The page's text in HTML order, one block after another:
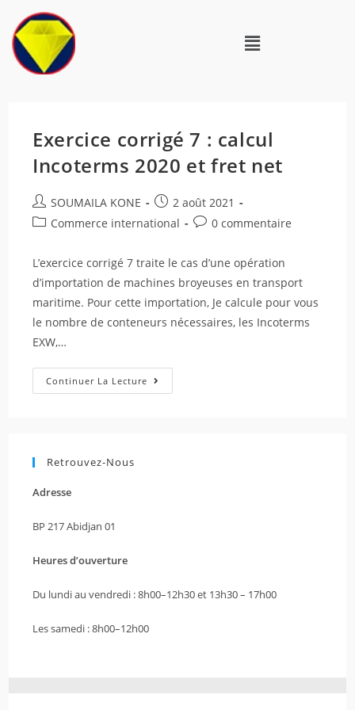
Exercice corrigé 7 : calcul
Incoterms 2020 et fret net
SOUMAILA KONE
2 août 2021
Commerce international
0 commentaire
L’exercice corrigé 7 traite le cas d’une opération
d’importation de machines broyeuses en transport
maritime. Pour cette importation, Je calcule pour vous
le nombre de conteneurs nécessaires, les Incoterms
EXW,…
Continuer La Lecture
Retrouvez-Nous
Adresse
BP 217 Abidjan 01
Heures d’ouverture
Du lundi au vendredi : 8h00–12h30 et 13h30 – 17h00
Les samedi : 8h00–12h00